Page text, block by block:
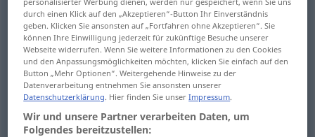
deep dunkelFarbe etc
dark dunkelAnzug etc
durch einen Klick auf den „Akzeptieren“-Button Ihr Einverständnis
geben. Klicken Sie ansonsten auf „Fortfahren ohne Akzeptieren“. Sie
können Ihre Einwilligung jederzeit für zukünftige Besuche unserer
Webseite widerrufen. Wenn Sie weitere Informationen zu den Cookies
und den Anpassungsmöglichkeiten möchten, klicken Sie einfach auf den
Button „Mehr Optionen“. Weitergehende Hinweise zu der
Datenverarbeitung entnehmen Sie ansonsten unserer
Datenschutzerklärung. Hier finden Sie unserImpressum.
Wir und unsere Partner verarbeiten Daten, um
Folgendes bereitzustellen: